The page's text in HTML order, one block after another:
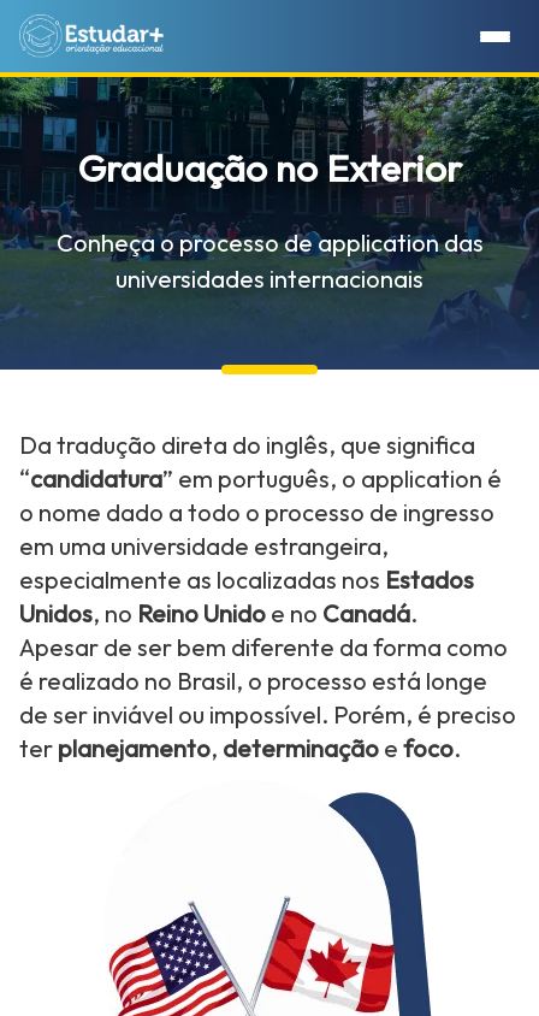
Graduação no Exterior
Conheça o processo de application das
universidades internacionais
Da tradução direta do inglês, que significa
“candidatura” em português, o application é
o nome dado a todo o processo de ingresso
em uma universidade estrangeira,
especialmente as localizadas nos Estados
Unidos, no Reino Unido e no Canadá.
Apesar de ser bem diferente da forma como
é realizado no Brasil, o processo está longe
de ser inviável ou impossível. Porém, é preciso
ter planejamento, determinação e foco.